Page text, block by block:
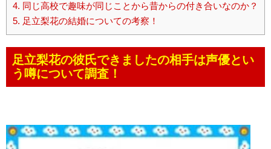
4. 同じ高校で趣味が同じことから昔からの付き合いなのか？
5. 足立梨花の結婚についての考察！
足立梨花の彼氏できましたの相手は声優とい
う噂について調査！